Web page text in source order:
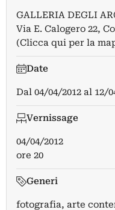
GALLERIA DEGLI
Via E. Calogero 22,
(Clicca qui per la
Date
Dal 04/04/2012 al 12/
Vernissage
04/04/2012
ore 20
Generi
fotografia, arte